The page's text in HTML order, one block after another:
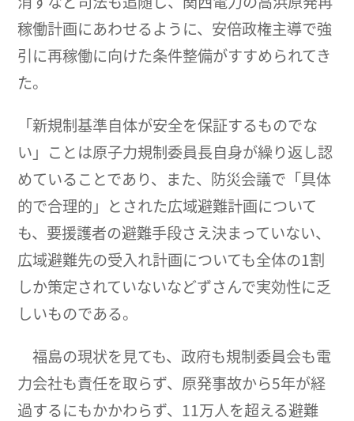
稼働計画にあわせるように、安倍政権主導で強
引に再稼働に向けた条件整備がすすめられてき
た。
「新規制基準自体が安全を保証するものでな
い」ことは原子力規制委員長自身が繰り返し認
めていることであり、また、防災会議で「具体
的で合理的」とされた広域避難計画について
も、要援護者の避難手段さえ決まっていない、
広域避難先の受入れ計画についても全体の1割
しか策定されていないなどずさんで実効性に乏
しいものである。
福島の現状を見ても、政府も規制委員会も電
力会社も責任を取らず、原発事故から5年が経
過するにもかかわらず、11万人を超える避難